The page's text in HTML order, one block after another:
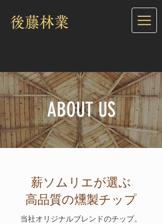
​後藤林業
ABOUT US
薪ソムリエが選ぶ
​高品質の燻製チップ
当社オリジナルブレンドのチップ。